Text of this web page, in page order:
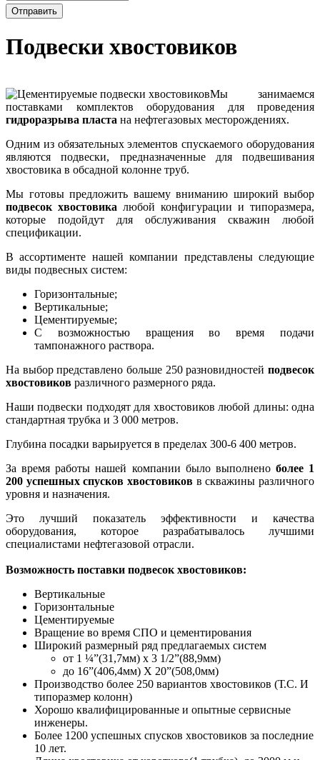
Отправить
Подвески хвостовиков
Мы занимаемся
поставками комплектов оборудования для проведения
гидроразрыва пласта на нефтегазовых месторождениях.
Одним из обязательных элементов спускаемого оборудования
являются подвески, предназначенные для подвешивания
хвостовика в обсадной колонне труб.
Мы готовы предложить вашему вниманию широкий выбор
подвесок хвостовика любой конфигурации и типоразмера,
которые подойдут для обслуживания скважин любой
спецификации.
В ассортименте нашей компании представлены следующие
виды подвесных систем:
Горизонтальные;
Вертикальные;
Цементируемые;
С возможностью вращения во время подачи
тампонажного раствора.
На выбор представлено больше 250 разновидностей подвесок
хвостовиков различного размерного ряда.
Наши подвески подходят для хвостовиков любой длины: одна
стандартная трубка и 3 000 метров.
Глубина посадки варьируется в пределах 300-6 400 метров.
За время работы нашей компании было выполнено более 1
200 успешных спусков хвостовиков в скважины различного
уровня и назначения.
Это лучший показатель эффективности и качества
оборудования, которое разрабатывалось лучшими
специалистами нефтегазовой отрасли.
Возможность поставки подвесок хвостовиков:
Вертикальные
Горизонтальные
Цементируемые
Вращение во время СПО и цементирования
Широкий размерный ряд предлагаемых систем
от 1 ¼”(31,7мм) x 3 1/2”(88,9мм)
до 16”(406,4мм) X 20”(508,0мм)
Производство более 250 вариантов хвостовиков (Т.С. И
типоразмер колонн)
Хорошо квалифицированные и опытные сервисные
инженеры.
Более 1200 успешных спусков хвостовиков за последние
10 лет.